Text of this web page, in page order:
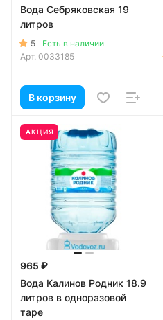
Вода Себряковская 19
литров
5
Есть в наличии
Арт. 0033185
В корзину
АКЦИЯ
965 ₽
Вода Калинов Родник 18.9
литров в одноразовой
таре